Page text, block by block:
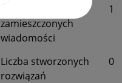
zamieszczonych
wiadomości
1
Liczba stworzonych
rozwiązań
0